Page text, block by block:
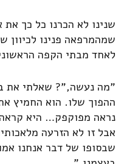
שנינו לא הכרנו כל כך את
שמהמרפאה פנינו לכיוון
לאחד מבתי הקפה
"מה נעשה,"? שאלתי את
ההפוך שלו. הוא החמיץ
נראה מפוקפק… היא קראה
אבל זו לא הזרעה
שבסופו של דבר אנחנו